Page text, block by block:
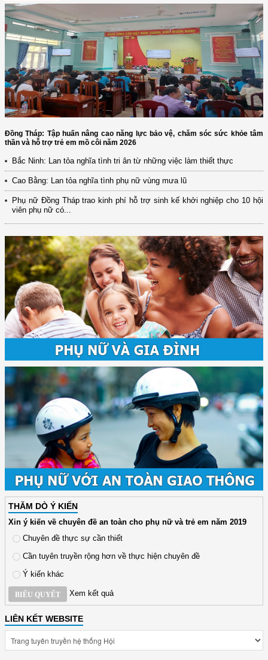
Đồng Tháp: Tập huấn nâng cao năng lực bảo vệ, chăm sóc sức khỏe tâm
thần và hỗ trợ trẻ em mồ côi năm 2026
Bắc Ninh: Lan tỏa nghĩa tình tri ân từ những việc làm thiết thực
Cao Bằng: Lan tỏa nghĩa tình phụ nữ vùng mưa lũ
Phụ nữ Đồng Tháp trao kinh phí hỗ trợ sinh kế khởi nghiệp cho 10 hội
viên phụ nữ có...
THĂM DÒ Ý KIẾN
Xin ý kiến về chuyên đề an toàn cho phụ nữ và trẻ em năm 2019
Chuyên đề thực sự cần thiết
Cần tuyên truyền rộng hơn về thực hiện chuyên đề
Ý kiến khác
BIỂU QUYẾT Xem kết quả
LIÊN KẾT WEBSITE